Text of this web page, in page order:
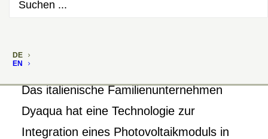
DE
EN
Das italienische Familienunternehmen
Dyaqua hat eine Technologie zur
Integration eines Photovoltaikmoduls in